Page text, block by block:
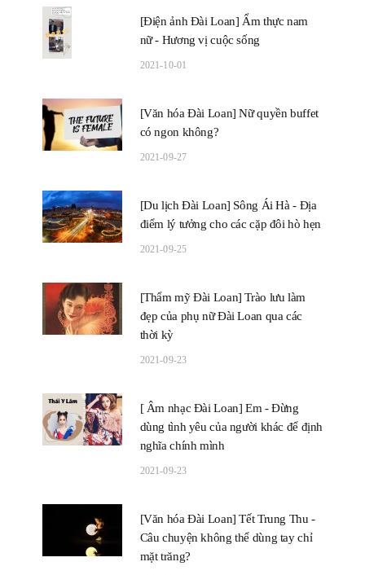
[Điện ảnh Đài Loan] Ẩm thực nam
nữ - Hương vị cuộc sống
2021-10-01
[Văn hóa Đài Loan] Nữ quyền buffet
có ngon không?
2021-09-27
[Du lịch Đài Loan] Sông Ái Hà - Địa
điểm lý tưởng cho các cặp đôi hò hẹn
2021-09-25
[Thẩm mỹ Đài Loan] Trào lưu làm
đẹp của phụ nữ Đài Loan qua các
thời kỳ
2021-09-23
[ Âm nhạc Đài Loan] Em - Đừng
dùng tình yêu của người khác để định
nghĩa chính mình
2021-09-23
[Văn hóa Đài Loan] Tết Trung Thu -
Câu chuyện không thể dùng tay chỉ
mặt trăng?